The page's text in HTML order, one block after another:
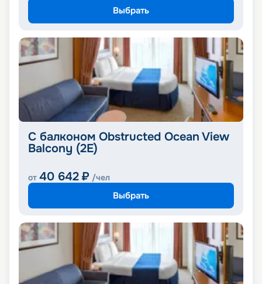
Выбрать
С балконом Obstructed Ocean View
Balcony (2E)
от 40 642 ₽ /чел
Выбрать